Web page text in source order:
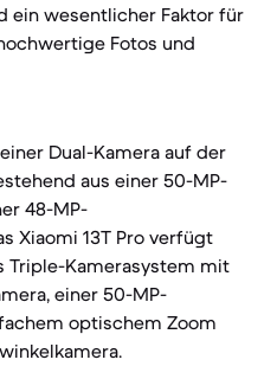
ein wesentlicher Faktor für
Fotos und
Dual-Kamera auf der
aus einer 50-MP-
48-MP-
Xiaomi 13T Pro verfügt
Triple-Kamerasystem mit
einer 50-MP-
optischem Zoom